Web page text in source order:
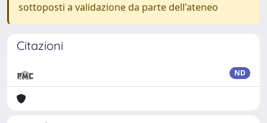
sottoposti a validazione da parte dell'ateneo
Citazioni
ND